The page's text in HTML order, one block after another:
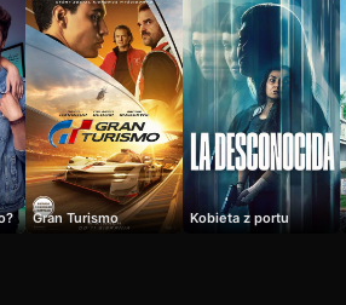
Gran Turismo Kobieta z portu